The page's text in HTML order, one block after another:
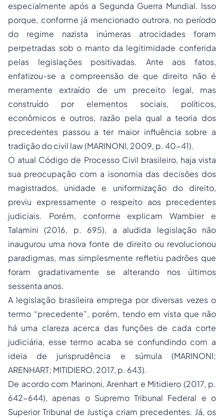
especialmente após a Segunda Guerra Mundial. Isso
porque, conforme já mencionado outrora, no período
do regime nazista inúmeras atrocidades foram
perpetradas sob o manto da legitimidade conferida
pelas legislações positivadas. Ante aos fatos,
enfatizou-se a compreensão de que direito não é
meramente extraído de um preceito legal, mas
construído por elementos sociais, políticos,
econômicos e outros, razão pela qual a teoria dos
precedentes passou a ter maior influência sobre a
tradição docivil law(MARINONI, 2009, p. 40-41).
O atual Código de Processo Civil brasileiro, haja vista
sua preocupação com a isonomia das decisões dos
magistrados, unidade e uniformização do direito,
previu expressamente o respeito aos precedentes
judiciais. Porém, conforme explicam Wambier e
Talamini (2016, p. 695), a aludida legislação não
inaugurou uma nova fonte de direito ou revolucionou
paradigmas, mas simplesmente refletiu padrões que
foram gradativamente se alterando nos últimos
sessenta anos.
A legislação brasileira emprega por diversas vezes o
termo “precedente”, porém, tendo em vista que não
há uma clareza acerca das funções de cada corte
judiciária, esse termo acaba se confundindo com a
ideia de jurisprudência e súmula (MARINONI;
ARENHART; MITIDIERO, 2017, p. 643).
De acordo com Marinoni, Arenhart e Mitidiero (2017, p.
642-644), apenas o Supremo Tribunal Federal e o
Superior Tribunal de Justiça criam precedentes. Já, os